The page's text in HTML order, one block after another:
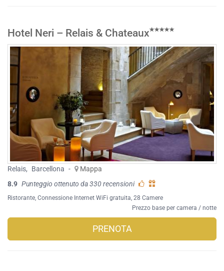
Hotel Neri – Relais & Chateaux
Relais, Barcellona -
Mappa
8.9 Punteggio ottenuto da 330 recensioni
Ristorante, Connessione Internet WiFi gratuita, 28 Camere
Prezzo base per camera / notte
PRENOTA